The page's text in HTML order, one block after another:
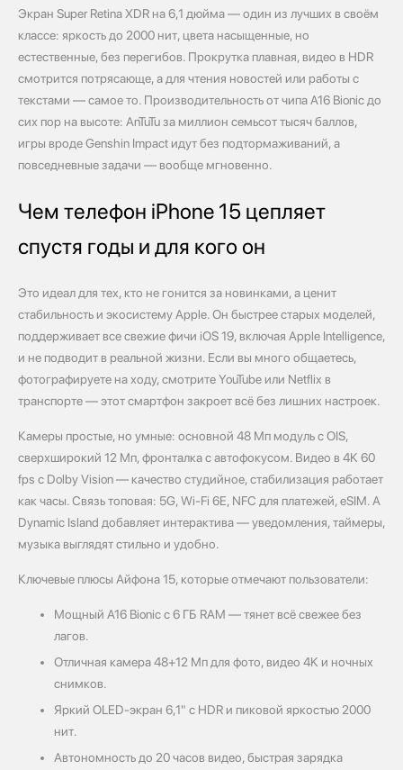
Экран Super Retina XDR на 6,1 дюйма — один из лучших в своём
классе: яркость до 2000 нит, цвета насыщенные, но
естественные, без перегибов. Прокрутка плавная, видео в HDR
смотрится потрясающе, а для чтения новостей или работы с
текстами — самое то. Производительность от чипа A16 Bionic до
сих пор на высоте: AnTuTu за миллион семьсот тысяч баллов,
игры вроде Genshin Impact идут без подтормаживаний, а
повседневные задачи — вообще мгновенно.
Чем телефон iPhone 15 цепляет
спустя годы и для кого он
Это идеал для тех, кто не гонится за новинками, а ценит
стабильность и экосистему Apple. Он быстрее старых моделей,
поддерживает все свежие фичи iOS 19, включая Apple Intelligence,
и не подводит в реальной жизни. Если вы много общаетесь,
фотографируете на ходу, смотрите YouTube или Netflix в
транспорте — этот смартфон закроет всё без лишних настроек.
Камеры простые, но умные: основной 48 Мп модуль с OIS,
сверхширокий 12 Мп, фронталка с автофокусом. Видео в 4K 60
fps с Dolby Vision — качество студийное, стабилизация работает
как часы. Связь топовая: 5G, Wi‑Fi 6E, NFC для платежей, eSIM. А
Dynamic Island добавляет интерактива — уведомления, таймеры,
музыка выглядят стильно и удобно.
Ключевые плюсы Айфона 15, которые отмечают пользователи:
Мощный A16 Bionic с 6 ГБ RAM — тянет всё свежее без
лагов.
Отличная камера 48+12 Мп для фото, видео 4K и ночных
снимков.
Яркий OLED‑экран 6,1" с HDR и пиковой яркостью 2000
нит.
Автономность до 20 часов видео, быстрая зарядка